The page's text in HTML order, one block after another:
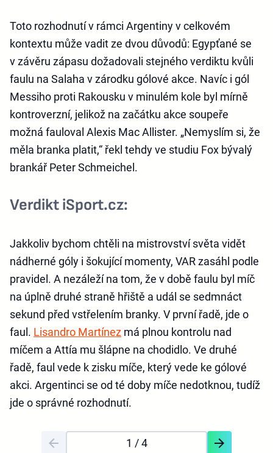
Toto rozhodnutí v rámci Argentiny v celkovém
kontextu může vadit ze dvou důvodů: Egypťané se
v závěru zápasu dožadovali stejného verdiktu kvůli
faulu na Salaha v zárodku gólové akce. Navíc i gól
Messiho proti Rakousku v minulém kole byl mírně
kontroverzní, jelikož na začátku akce soupeře
možná fauloval Alexis Mac Allister. „Nemyslím si, že
měla branka platit,“ řekl tehdy ve studiu Fox bývalý
brankář Peter Schmeichel.
Verdikt iSport.cz:
Jakkoliv bychom chtěli na mistrovství světa vidět
nádherné góly i šokující momenty, VAR zasáhl podle
pravidel. A nezáleží na tom, že v době faulu byl míč
na úplně druhé straně hřiště a udál se sedmnáct
sekund před vstřelením branky. V první řadě, jde o
faul. Lisandro Martínez má plnou kontrolu nad
míčem a Attía mu šlápne na chodidlo. Ve druhé
řadě, faul vede k zisku míče, který vede ke gólové
akci. Argentinci se od té doby míče nedotknou, tudíž
jde o správné rozhodnutí.
1 / 4